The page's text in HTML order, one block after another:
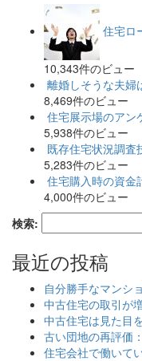
住宅ロ
10,343件のビュー
離婚しそうな夫婦
8,469件のビュー
住宅展示場のアン
5,938件のビュー
既存住宅状況調査
5,283件のビュー
住宅購入時の資金
4,000件のビュー
検索:
最近の投稿
自分勝手なマンシ
中古住宅の取引が
中古住宅は見た目
古い団地の再評価
住宅会社で働いて